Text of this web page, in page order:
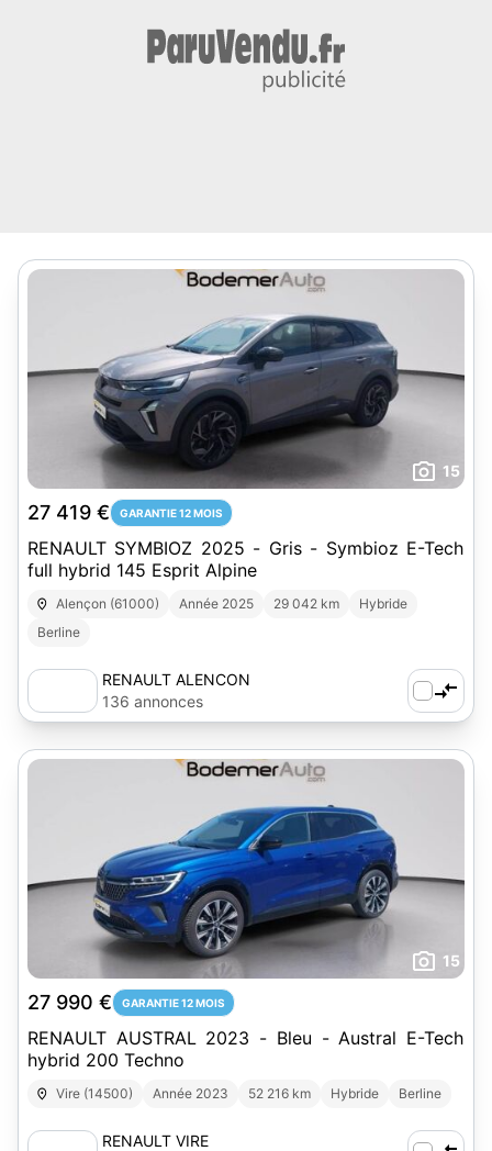
15
27 419 € GARANTIE 12 MOIS
RENAULT SYMBIOZ 2025 - Gris - Symbioz E-Tech
full hybrid 145 Esprit Alpine
Alençon (61000) Année 2025 29 042 km
Hybride
Berline
RENAULT ALENCON
136 annonces
15
27 990 € GARANTIE 12 MOIS
RENAULT AUSTRAL 2023 - Bleu - Austral E-Tech
hybrid 200 Techno
Vire (14500) Année 2023 52 216 km Hybride Berline
RENAULT VIRE